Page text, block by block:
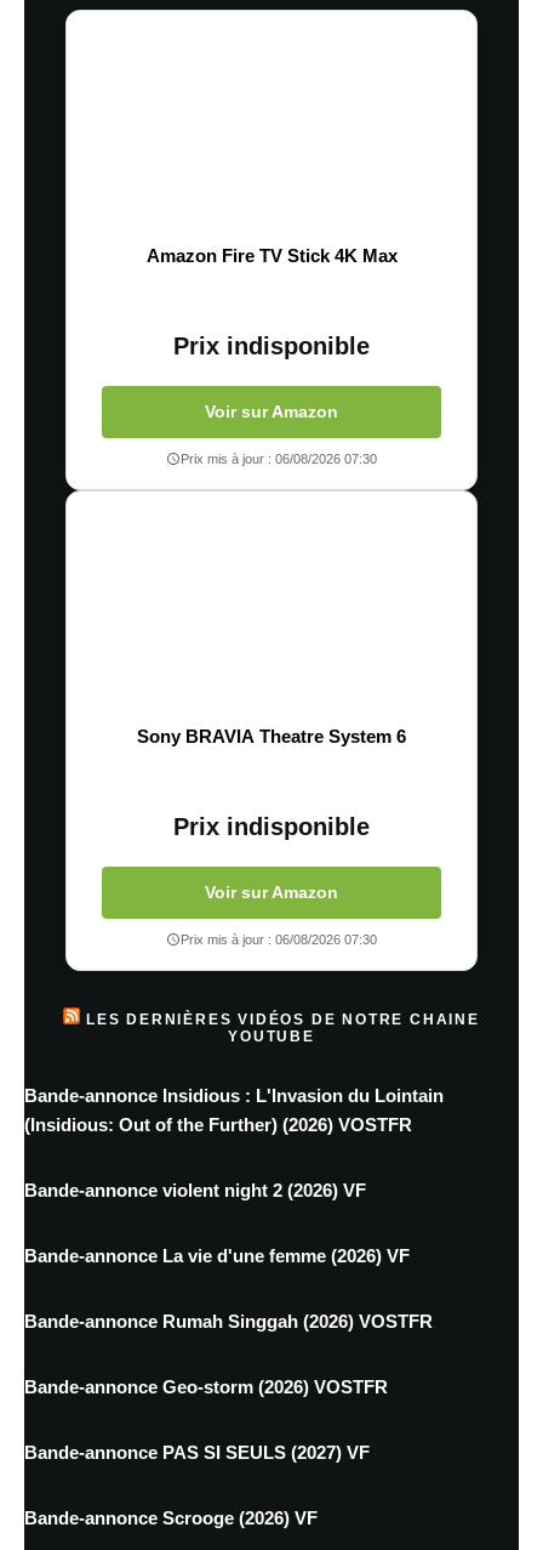
Amazon Fire TV Stick 4K Max
Prix indisponible
Voir sur Amazon
Prix mis à jour : 06/08/2026 07:30
Sony BRAVIA Theatre System 6
Prix indisponible
Voir sur Amazon
Prix mis à jour : 06/08/2026 07:30
LES DERNIÈRES VIDÉOS DE NOTRE CHAINE
YOUTUBE
Bande-annonce Insidious : L'Invasion du Lointain
(Insidious: Out of the Further) (2026) VOSTFR
Bande-annonce violent night 2 (2026) VF
Bande-annonce La vie d'une femme (2026) VF
Bande-annonce Rumah Singgah (2026) VOSTFR
Bande-annonce Geo-storm (2026) VOSTFR
Bande-annonce PAS SI SEULS (2027) VF
Bande-annonce Scrooge (2026) VF